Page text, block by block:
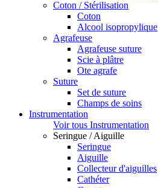
Coton / Stérilisation
Coton
Alcool isopropylique
Agrafeuse
Agrafeuse suture
Scie à plâtre
Ote agrafe
Suture
Set de suture
Champs de soins
Instrumentation
Voir tous Instrumentation
Seringue / Aiguille
Seringue
Aiguille
Collecteur d'aiguilles
Cathéter